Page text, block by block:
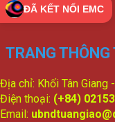
ĐÃ KẾT NỐI EMC
TRANG
Địa chỉ: Khối Tân Giang
Điện thoại: (+84)
Email: